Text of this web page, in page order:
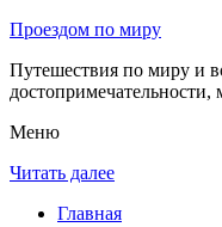
Проездом по миру
Путешествия по миру и
достопримечательности,
Меню
Читать далее
Главная